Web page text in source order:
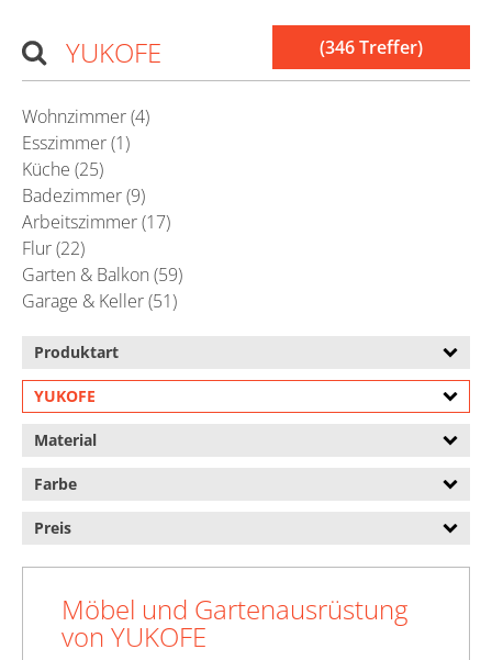
(346 Treffer)
YUKOFE
Wohnzimmer (4)
Esszimmer (1)
Küche (25)
Badezimmer (9)
Arbeitszimmer (17)
Flur (22)
Garten & Balkon (59)
Garage & Keller (51)
Produktart
YUKOFE
Material
Farbe
Preis
Möbel und Gartenausrüstung
von YUKOFE